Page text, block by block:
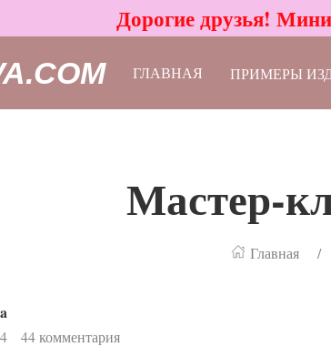
Дорогие друзья!
ГЛАВНАЯ ПРИМЕРЫ
Мастер-
Главная
44 комментария